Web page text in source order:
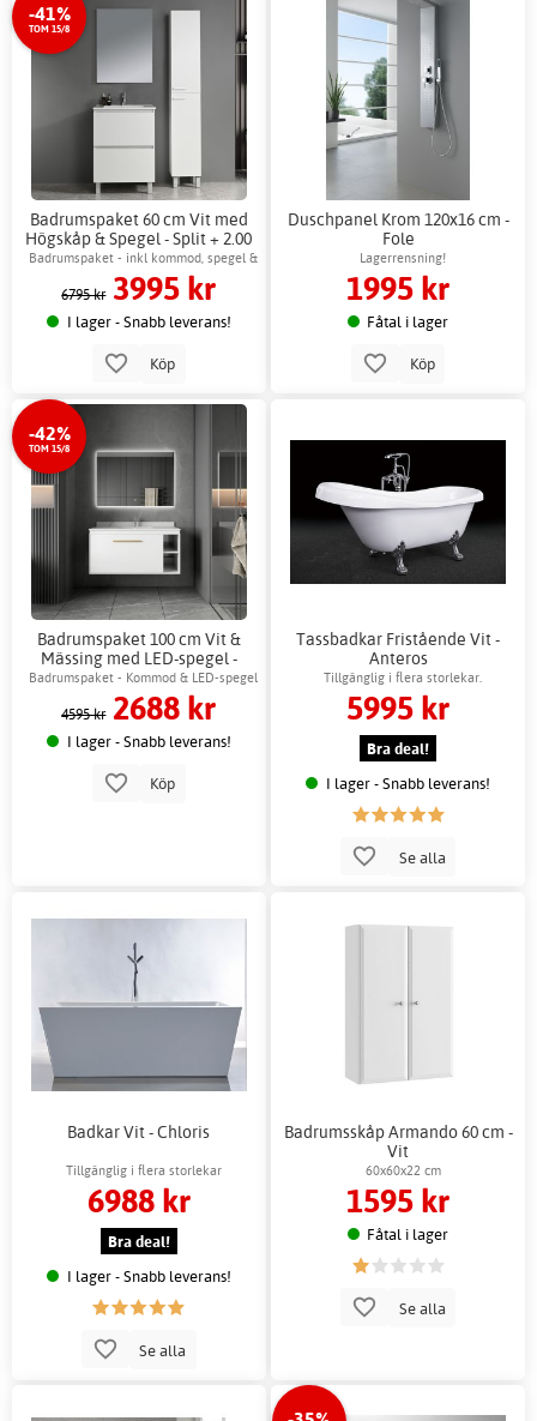
-41%
TOM 15/8
Badrumspaket 60 cm Vit med
Högskåp & Spegel - Split + 2.00
x Badrumskrok
Badrumspaket - inkl kommod, spegel &
högskåp
6795 kr 3995 kr
I lager - Snabb leverans!
Köp
Duschpanel Krom 120x16 cm -
Fole
Lagerrensning!
1995 kr
Fåtal i lager
Köp
-42%
TOM 15/8
Badrumspaket 100 cm Vit &
Mässing med LED-spegel -
Nova + 2.00 x Badrumskrok
Badrumspaket - Kommod & LED-spegel
4595 kr 2688 kr
I lager - Snabb leverans!
Köp
Tassbadkar Fristående Vit -
Anteros
Tillgänglig i flera storlekar.
5995 kr
Bra deal!
I lager - Snabb leverans!
Se alla
Badkar Vit - Chloris
Tillgänglig i flera storlekar
6988 kr
Bra deal!
I lager - Snabb leverans!
Se alla
Badrumsskåp Armando 60 cm -
Vit
60x60x22 cm
1595 kr
Fåtal i lager
Se alla